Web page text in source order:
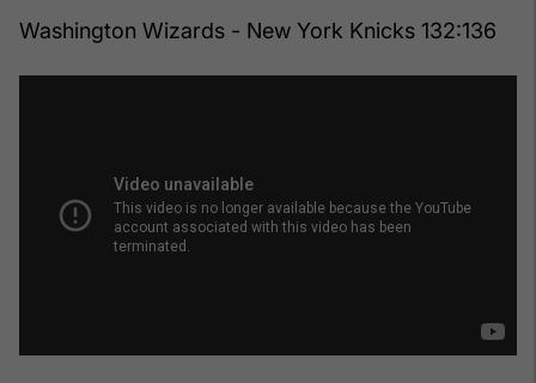
Washington Wizards - New York Knicks 132:136